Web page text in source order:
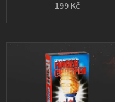
199 Kč